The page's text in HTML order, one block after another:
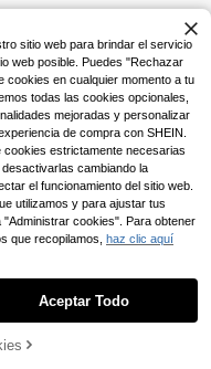
LA BOLSA
sitio web para brindar el servicio
web posible. Puedes "Rechazar
cookies en cualquier momento a tu
todas las cookies opcionales,
mejoradas y personalizar
de compra con SHEIN.
estrictamente necesarias
cambiando la
el funcionamiento del sitio web.
utilizamos y para ajustar tus
cookies". Para obtener
que recopilamos, haz clic aquí
Aceptar Todo